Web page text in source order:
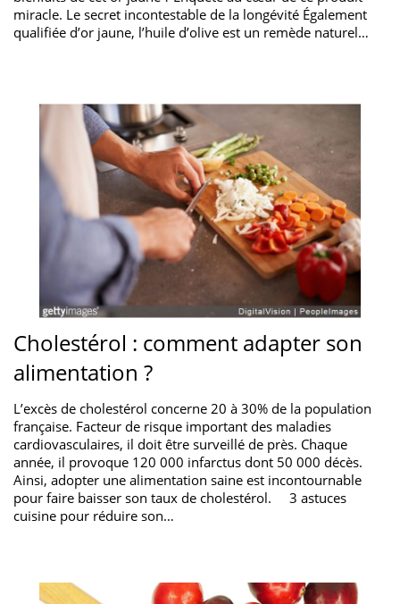
miracle. Le secret incontestable de la longévité Également
qualifiée d’or jaune, l’huile d’olive est un remède naturel…
Cholestérol : comment adapter son
alimentation ?
L’excès de cholestérol concerne 20 à 30% de la population
française. Facteur de risque important des maladies
cardiovasculaires, il doit être surveillé de près. Chaque
année, il provoque 120 000 infarctus dont 50 000 décès.
Ainsi, adopter une alimentation saine est incontournable
pour faire baisser son taux de cholestérol. 3 astuces
cuisine pour réduire son…